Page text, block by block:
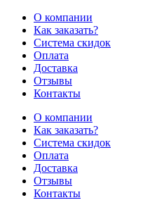
О компании
Как заказать?
Система скидок
Оплата
Доставка
Отзывы
Контакты
О компании
Как заказать?
Система скидок
Оплата
Доставка
Отзывы
Контакты